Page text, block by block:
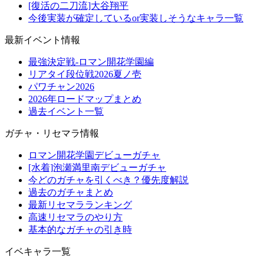
[復活の二刀流]大谷翔平
今後実装が確定しているor実装しそうなキャラ一覧
最新イベント情報
最強決定戦-ロマン開花学園編
リアタイ段位戦2026夏ノ壱
パワチャン2026
2026年ロードマップまとめ
過去イベント一覧
ガチャ・リセマラ情報
ロマン開花学園デビューガチャ
[水着]泡瀬満里南デビューガチャ
今どのガチャを引くべき？優先度解説
過去のガチャまとめ
最新リセマラランキング
高速リセマラのやり方
基本的なガチャの引き時
イベキャラ一覧